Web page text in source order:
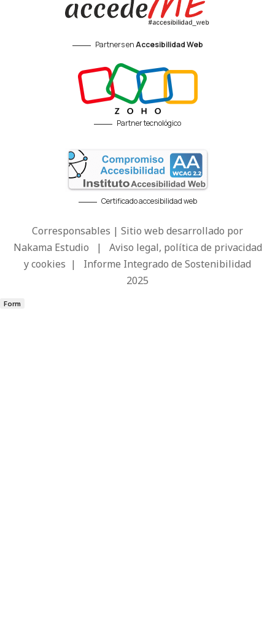
Partners enAccesibilidad Web
Partner tecnológico
Certificado accesibilidad web
Corresponsables | Sitio web desarrollado por
Nakama Estudio | Aviso legal, política de privacidad
y cookies | Informe Integrado de Sostenibilidad
2025
Form